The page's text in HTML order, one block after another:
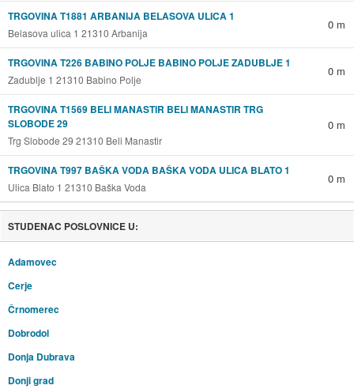
TRGOVINA T1881 ARBANIJA BELASOVA ULICA 1
Belasova ulica 1 21310 Arbanija
0 m
TRGOVINA T226 BABINO POLJE BABINO POLJE ZADUBLJE 1
Zadublje 1 21310 Babino Polje
0 m
TRGOVINA T1569 BELI MANASTIR BELI MANASTIR TRG
SLOBODE 29
Trg Slobode 29 21310 Beli Manastir
0 m
TRGOVINA T997 BAŠKA VODA BAŠKA VODA ULICA BLATO 1
Ulica Blato 1 21310 Baška Voda
0 m
STUDENAC POSLOVNICE U:
Adamovec
Cerje
Črnomerec
Dobrodol
Donja Dubrava
Donji grad